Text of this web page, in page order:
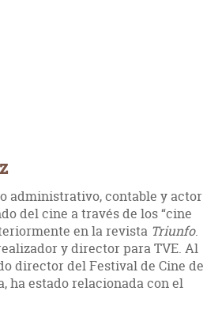
administrativo, contable y actor
del cine a través de los “cine
en la revista Triunfo.
y director para TVE. Al
director del Festival de Cine de
ha estado relacionada con el